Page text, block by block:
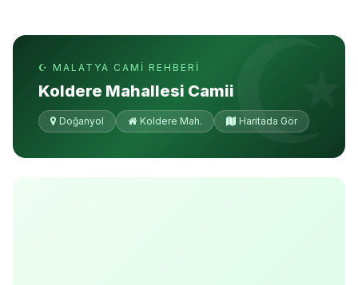
☪ MALATYA CAMI REHBERI
Koldere Mahallesi Camii
Doğanyol Koldere Mah. Haritada Gör